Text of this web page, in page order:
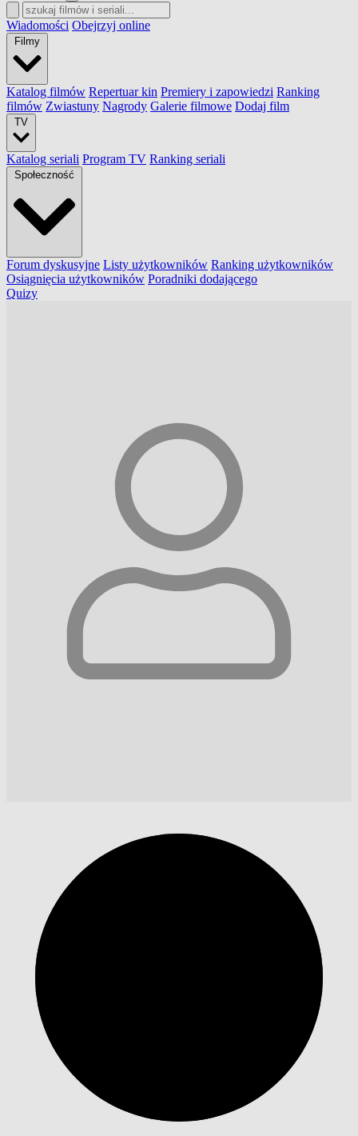
Wiadomości Obejrzyj online
Filmy
Katalog filmów Repertuar kin Premiery i zapowiedzi Ranking
filmów Zwiastuny Nagrody Galerie filmowe Dodaj film
TV
Katalog seriali Program TV Ranking seriali
Społeczność
Forum dyskusyjne Listy użytkowników Ranking użytkowników
Osiągnięcia użytkowników Poradniki dodającego
Quizy